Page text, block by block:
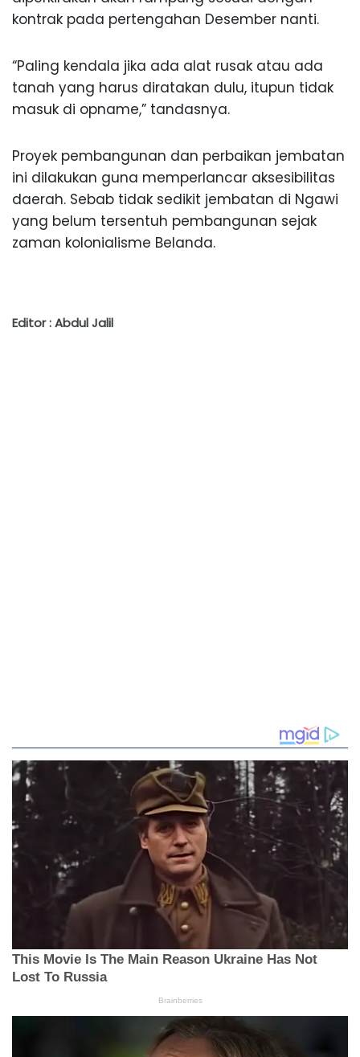
kontrak pada pertengahan Desember nanti.
“Paling kendala jika ada alat rusak atau ada
tanah yang harus diratakan dulu, itupun tidak
masuk di opname,” tandasnya.
Proyek pembangunan dan perbaikan jembatan
ini dilakukan guna memperlancar aksesibilitas
daerah. Sebab tidak sedikit jembatan di Ngawi
yang belum tersentuh pembangunan sejak
zaman kolonialisme Belanda.
Editor : Abdul Jalil